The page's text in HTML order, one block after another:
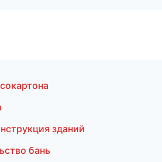
зданий
бань